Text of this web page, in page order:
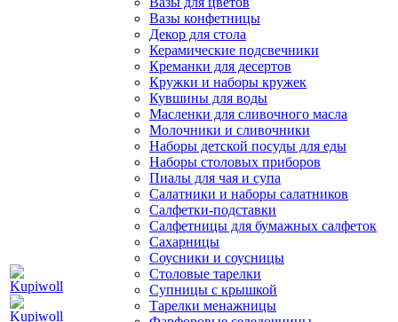
Вазы конфетницы
Декор для стола
Керамические подсвечники
Креманки для десертов
Кружки и наборы кружек
Кувшины для воды
Масленки для сливочного масла
Молочники и сливочники
Наборы детской посуды для еды
Наборы столовых приборов
Пиалы для чая и супа
Салатники и наборы салатников
Салфетки-подставки
Салфетницы для бумажных салфеток
Сахарницы
Соусники и соусницы
Столовые тарелки
Супницы с крышкой
Тарелки менажницы